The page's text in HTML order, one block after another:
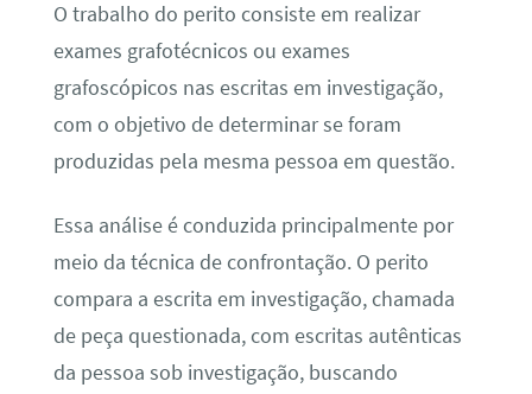
O trabalho do perito consiste em realizar
exames grafotécnicos ou exames
grafoscópicos nas escritas em investigação,
com o objetivo de determinar se foram
produzidas pela mesma pessoa em questão.
Essa análise é conduzida principalmente por
meio da técnica de confrontação. O perito
compara a escrita em investigação, chamada
de peça questionada, com escritas autênticas
da pessoa sob investigação, buscando